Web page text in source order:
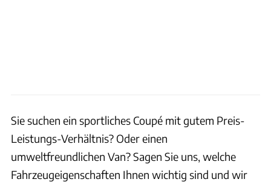
Sie suchen ein sportliches Coupé mit gutem Preis-
Leistungs-Verhältnis? Oder einen
umweltfreundlichen Van?Sagen Sie uns, welche
Fahrzeugeigenschaften Ihnen wichtig sind und wir